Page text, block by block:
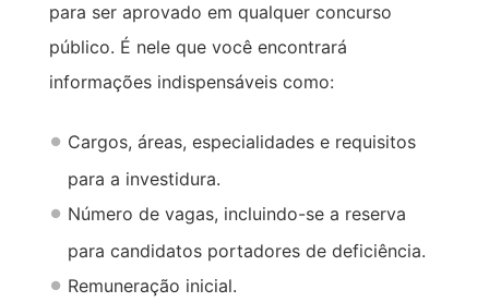
para ser aprovado em qualquer concurso
público. É nele que você encontrará
informações indispensáveis como:
Cargos, áreas, especialidades e requisitos
para a investidura.
Número de vagas, incluindo-se a reserva
para candidatos portadores de deficiência.
Remuneração inicial.